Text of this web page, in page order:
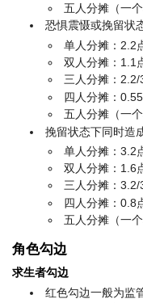
五人分摊（一
恐惧震慑或挽留状
单人分摊：2.2
双人分摊：1.1
三人分摊：2.2/
四人分摊：
五人分摊（一
挽留状态下同时造
单人分摊：3.2
双人分摊：1.6
三人分摊：3.2/
四人分摊：0.8
五人分摊（一
角色勾边
求生者勾边
红色勾边一般为监